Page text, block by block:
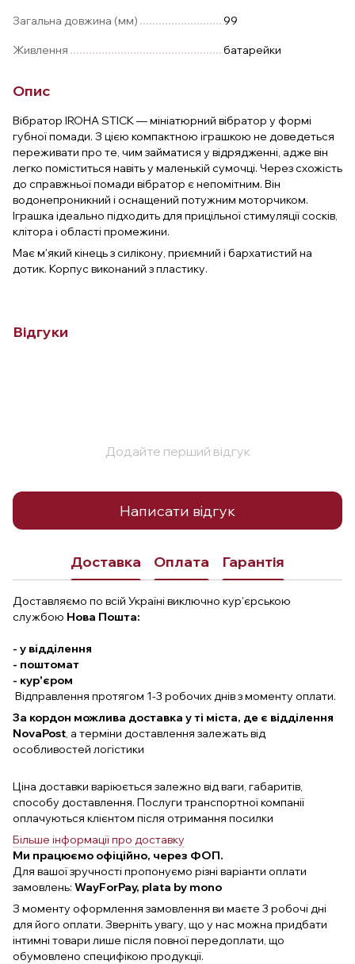
Загальна довжина (мм) 99
Живлення батарейки
Опис
Вібратор IROHA STICK — мініатюрний вібратор у формі
губної помади. З цією компактною іграшкою не доведеться
переживати про те, чим займатися у відрядженні, адже він
легко поміститься навіть у маленькій сумочці. Через схожість
до справжньої помади вібратор є непомітним. Він
водонепроникний і оснащений потужним моторчиком.
Іграшка ідеально підходить для прицільної стимуляції сосків,
клітора і області промежини.
Має м'який кінець з силікону, приємний і бархатистий на
дотик. Корпус виконаний з пластику.
Відгуки
Додайте перший відгук
Написати відгук
Доставка Оплата Гарантія
Доставляємо по всій Україні виключно кур'єрською
службою Нова Пошта:
- у відділення
- поштомат
- кур'єром
Відправлення протягом 1-3 робочих днів з моменту оплати.
За кордон можлива доставка у ті міста, де є відділення
NovaPost, а терміни доставлення залежать від
особливостей логістики
Ціна доставки варіюється залежно від ваги, габаритів,
способу доставлення. Послуги транспортної компанії
оплачуються клієнтом після отримання посилки
Більше інформації про доставку
Ми працюємо офіційно, через ФОП.
Для вашої зручності пропонуємо різні варіанти оплати
замовлень: WayForPay, plata by mono
З моменту оформлення замовлення ви маєте 3 робочі дні
для його оплати. Зверніть увагу, що у нас можна придбати
інтимні товари лише після повної передоплати, що
обумовлено специфікою продукції.